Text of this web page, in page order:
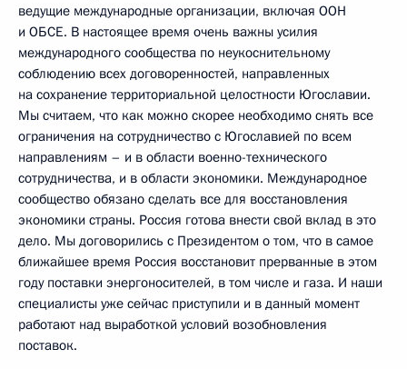
ведущие международные организации, включая ООН
и ОБСЕ. В настоящее время очень важны усилия
международного сообщества по неукоснительному
соблюдению всех договоренностей, направленных
на сохранение территориальной целостности Югославии.
Мы считаем, что как можно скорее необходимо снять все
ограничения на сотрудничество с Югославией по всем
направлениям – и в области военно-технического
сотрудничества, и в области экономики. Международное
сообщество обязано сделать все для восстановления
экономики страны. Россия готова внести свой вклад в это
дело. Мы договорились с Президентом о том, что в самое
ближайшее время Россия восстановит прерванные в этом
году поставки энергоносителей, в том числе и газа. И наши
специалисты уже сейчас приступили и в данный момент
работают над выработкой условий возобновления
поставок.